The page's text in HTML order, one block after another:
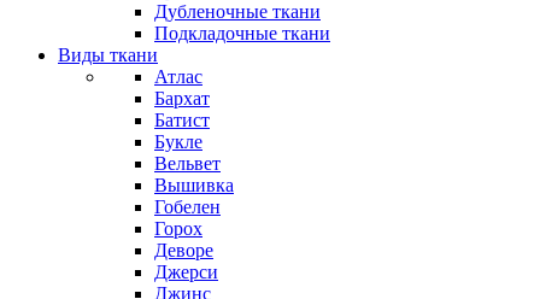
Дубленочные ткани
Подкладочные ткани
Виды ткани
Атлас
Бархат
Батист
Букле
Вельвет
Вышивка
Гобелен
Горох
Деворе
Джерси
Джинс